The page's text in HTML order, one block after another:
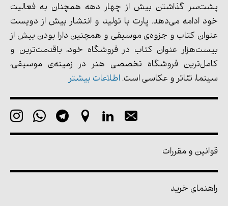
پشت‌سر گذاشتن بیش از چهار دهه همچنان به فعالیت
خود ادامه می‌دهد. پارت با تولید و انتشار بیش از دویست
عنوان کتاب و جزوه‌ی موسیقی و همچنین دارا بودن بیش از
بیست‌هزار عنوان کتاب در فروشگاه خود، باقدمت‌ترین و
کامل‌ترین فروشگاه تخصصی هنر در زمینه‌ی موسیقی،
سینما، تئاتر و عکاسی است. اطلاعات بیشتر
قوانین و مقررات
راهنمای خرید